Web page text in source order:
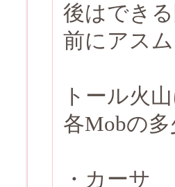
後はでき
前にアス
トール火
各Mobの
・カーサ